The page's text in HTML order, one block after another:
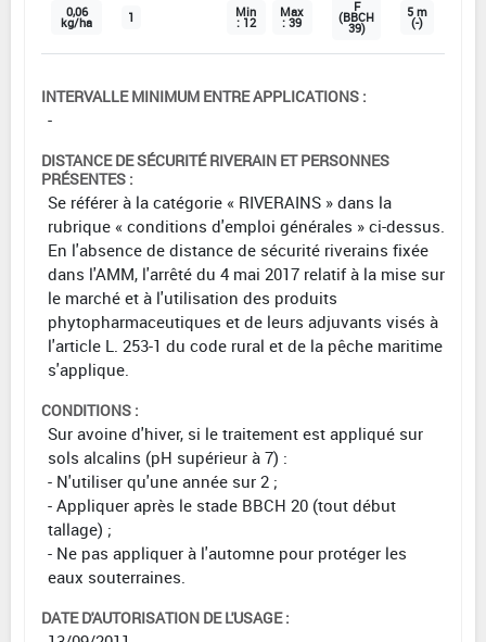
0,06
kg/ha 1 Min
: 12
Max
: 39
F
(BBCH
39)
5 m
(-)
INTERVALLE MINIMUM ENTRE APPLICATIONS :
-
DISTANCE DE SÉCURITÉ RIVERAIN ET PERSONNES
PRÉSENTES :
Se référer à la catégorie « RIVERAINS » dans la
rubrique « conditions d'emploi générales » ci-dessus.
En l'absence de distance de sécurité riverains fixée
dans l'AMM, l'arrêté du 4 mai 2017 relatif à la mise sur
le marché et à l'utilisation des produits
phytopharmaceutiques et de leurs adjuvants visés à
l'article L. 253-1 du code rural et de la pêche maritime
s'applique.
CONDITIONS :
Sur avoine d'hiver, si le traitement est appliqué sur
sols alcalins (pH supérieur à 7) :
- N'utiliser qu'une année sur 2 ;
- Appliquer après le stade BBCH 20 (tout début
tallage) ;
- Ne pas appliquer à l'automne pour protéger les
eaux souterraines.
DATE D'AUTORISATION DE L'USAGE :